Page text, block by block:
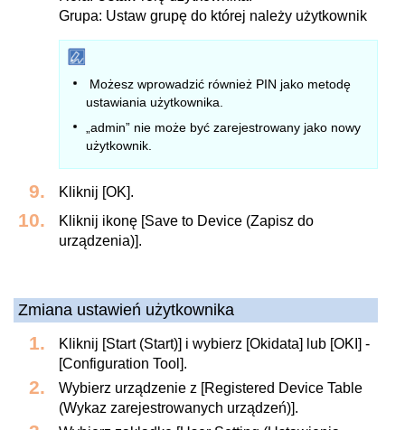
Grupa: Ustaw grupę do której należy użytkownik
Możesz wprowadzić również PIN jako metodę
ustawiania użytkownika.
„admin” nie może być zarejestrowany jako nowy
użytkownik.
Kliknij [OK].
Kliknij ikonę [Save to Device (Zapisz do
urządzenia)].
Zmiana ustawień użytkownika
Kliknij [Start (Start)] i wybierz [Okidata] lub [OKI] -
[Configuration Tool].
Wybierz urządzenie z [Registered Device Table
(Wykaz zarejestrowanych urządzeń)].